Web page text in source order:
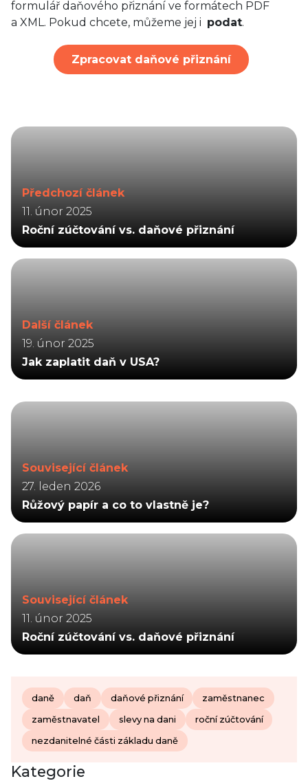
formulář daňového přiznání ve formátech PDF
a XML. Pokud chcete, můžeme jej i podat.
Zpracovat daňové přiznání
Předchozí článek
11. únor 2025
Roční zúčtování vs. daňové přiznání
Další článek
19. únor 2025
Jak zaplatit daň v USA?
Související článek
27. leden 2026
Růžový papír a co to vlastně je?
Související článek
11. únor 2025
Roční zúčtování vs. daňové přiznání
daně daň daňové přiznání zaměstnanec
zaměstnavatel slevy na dani roční zúčtování
nezdanitelné části základu daně
Kategorie